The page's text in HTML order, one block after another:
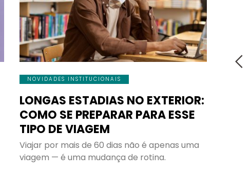
NOVIDADES INSTITUCIONAIS
LONGAS ESTADIAS NO EXTERIOR:
COMO SE PREPARAR PARA ESSE
TIPO DE VIAGEM
Viajar por mais de 60 dias não é apenas uma
viagem — é uma mudança de rotina.
Destinoriente
DESTINORIENTE
"Você pode viajar pelo
mundo e, às vezes, ter menos ou
mais, mas viajar SEM seguro
opção, é uma daquelas coisas que
você sempre deve ter, mas espera